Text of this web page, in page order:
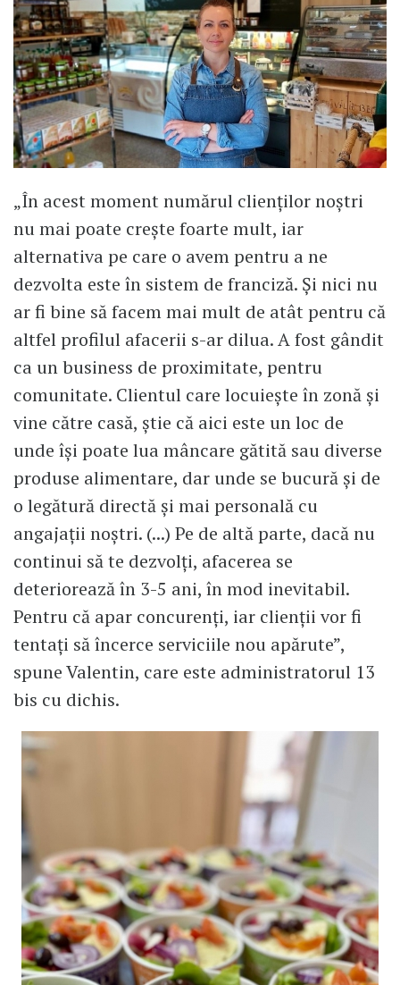
„În acest moment numărul clienților noștri
nu mai poate crește foarte mult, iar
alternativa pe care o avem pentru a ne
dezvolta este în sistem de franciză. Și nici nu
ar fi bine să facem mai mult de atât pentru că
altfel profilul afacerii s-ar dilua. A fost gândit
ca un business de proximitate, pentru
comunitate. Clientul care locuiește în zonă și
vine către casă, știe că aici este un loc de
unde își poate lua mâncare gătită sau diverse
produse alimentare, dar unde se bucură și de
o legătură directă și mai personală cu
angajații noștri. (...) Pe de altă parte, dacă nu
continui să te dezvolți, afacerea se
deteriorează în 3-5 ani, în mod inevitabil.
Pentru că apar concurenți, iar clienții vor fi
tentați să încerce serviciile nou apărute”,
spune Valentin, care este administratorul 13
bis cu dichis.